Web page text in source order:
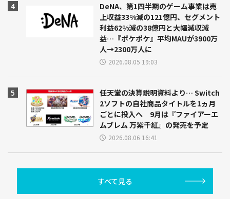
DeNA、第1四半期のゲーム事業は売
上収益33%減の121億円、セグメント
利益62%減の38億円と大幅減収減
益…『ポケポケ』平均MAUが3900万
人→2300万人に
2026.08.05 19:03
任天堂の決算説明資料より… Switch
2ソフトの自社商品タイトルを1ヵ月
ごとに投入へ 9月は『ファイアーエ
ムブレム 万紫千紅』の発売を予定
2026.08.06 16:41
すべて見る